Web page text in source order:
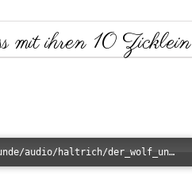
mit ihren 10 Zicklein
Error loading: "/images/kunde/audio/haltrich/der_wolf_und_die_geiss_mit_ihren_zehn_zicklein.mp3"